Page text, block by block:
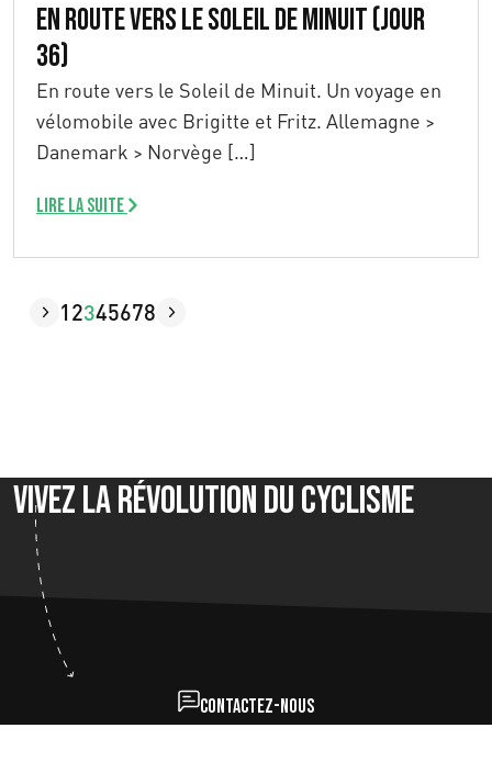
En route vers le Soleil de Minuit (Jour
36)
En route vers le Soleil de Minuit. Un voyage en
vélomobile avec Brigitte et Fritz. Allemagne >
Danemark > Norvège […]
Lire la suite
1 2345678
Vivez la révolution du cyclisme
Contactez-nous